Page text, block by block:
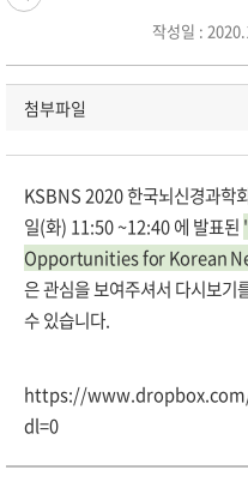
작성일 :
첨부파일
KSBNS 2020 한국뇌신경과학
일(화) 11:50 ~12:40 에 발표된
Opportunities for Korean
은 관심을 보여주셔서 다시보기
수 있습니다.
https://
dl=0